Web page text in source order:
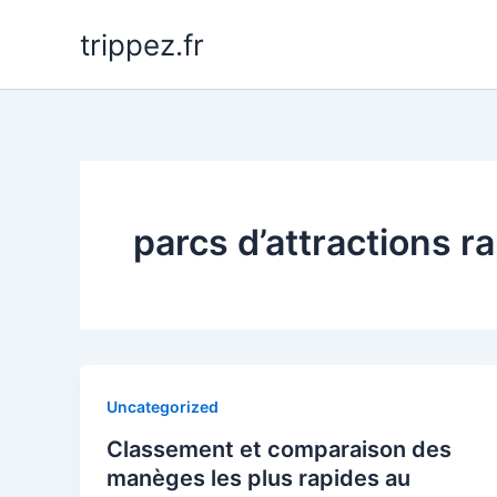
trippez.fr
parcs d’attractions
Uncategorized
Classement et comparaison des
manèges les plus rapides au